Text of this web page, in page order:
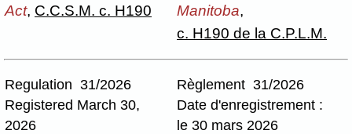
Act, C.C.S.M. c. H190
Manitoba,
c. H190 de la C.P.L.M.
Regulation 31/2026
Registered March 30,
2026
Règlement 31/2026
Date d'enregistrement :
le 30 mars 2026